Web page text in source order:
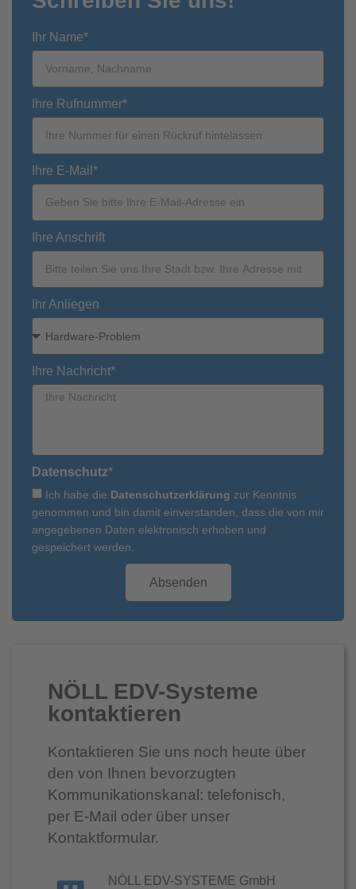
Ihr Name*
Ihre Rufnummer*
Ihre E-Mail*
Ihre Anschrift
Ihr Anliegen
Ihre Nachricht*
Datenschutz*
Ich habe die Datenschutzerklärung zur Kenntnis
genommen und bin damit einverstanden, dass die von mir
angegebenen Daten elektronisch erhoben und
gespeichert werden.
Absenden
NÖLL EDV-Systeme
kontaktieren
Kontaktieren Sie uns noch heute über
den von Ihnen bevorzugten
Kommunikationskanal: telefonisch,
per E-Mail oder über unser
Kontaktformular.
NÖLL EDV-SYSTEME GmbH